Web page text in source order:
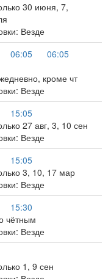
30 июня, 7,
Везде
06:05
06:05
кроме чт
Везде
15:05
27 авг, 3, 10 сен
Везде
15:05
3, 10, 17 мар
Везде
15:30
чётным
Везде
1, 9 сен